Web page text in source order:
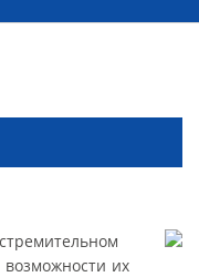
возможности их